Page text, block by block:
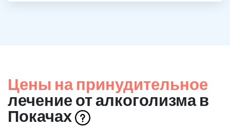
Цены на принудительное
лечение от алкоголизма в
Покачах